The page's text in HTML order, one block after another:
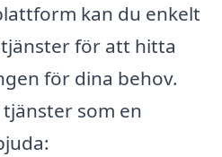
kan du enkelt
för att hitta
för dina behov.
som en